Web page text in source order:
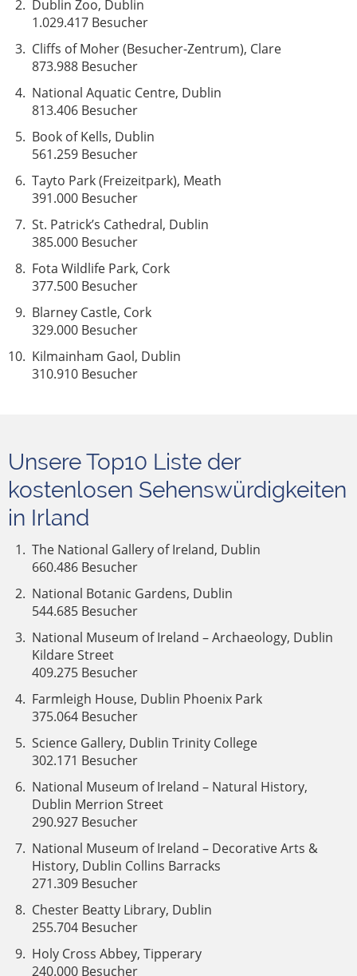
Dublin Zoo, Dublin
1.029.417 Besucher
Cliffs of Moher (Besucher-Zentrum), Clare
873.988 Besucher
National Aquatic Centre, Dublin
813.406 Besucher
Book of Kells, Dublin
561.259 Besucher
Tayto Park (Freizeitpark), Meath
391.000 Besucher
St. Patrick’s Cathedral, Dublin
385.000 Besucher
Fota Wildlife Park, Cork
377.500 Besucher
Blarney Castle, Cork
329.000 Besucher
Kilmainham Gaol, Dublin
310.910 Besucher
Unsere Top10 Liste der
kostenlosen Sehenswürdigkeiten
in Irland
The National Gallery of Ireland, Dublin
660.486 Besucher
National Botanic Gardens, Dublin
544.685 Besucher
National Museum of Ireland – Archaeology, Dublin
Kildare Street
409.275 Besucher
Farmleigh House, Dublin Phoenix Park
375.064 Besucher
Science Gallery, Dublin Trinity College
302.171 Besucher
National Museum of Ireland – Natural History,
Dublin Merrion Street
290.927 Besucher
National Museum of Ireland – Decorative Arts &
History, Dublin Collins Barracks
271.309 Besucher
Chester Beatty Library, Dublin
255.704 Besucher
Holy Cross Abbey, Tipperary
240.000 Besucher